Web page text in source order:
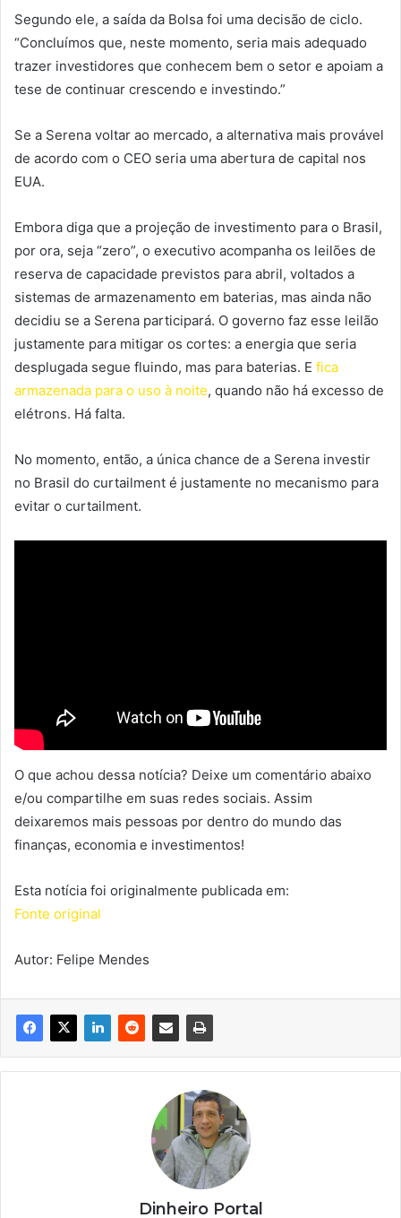
Segundo ele, a saída da Bolsa foi uma decisão de ciclo.
“Concluímos que, neste momento, seria mais adequado
trazer investidores que conhecem bem o setor e apoiam a
tese de continuar crescendo e investindo.”
Se a Serena voltar ao mercado, a alternativa mais provável
de acordo com o CEO seria uma abertura de capital nos
EUA.
Embora diga que a projeção de investimento para o Brasil,
por ora, seja “zero”, o executivo acompanha os leilões de
reserva de capacidade previstos para abril, voltados a
sistemas de armazenamento em baterias, mas ainda não
decidiu se a Serena participará. O governo faz esse leilão
justamente para mitigar os cortes: a energia que seria
desplugada segue fluindo, mas para baterias. E fica
armazenada para o uso à noite, quando não há excesso de
elétrons. Há falta.
No momento, então, a única chance de a Serena investir
no Brasil do curtailment é justamente no mecanismo para
evitar o curtailment.
O que achou dessa notícia? Deixe um comentário abaixo
e/ou compartilhe em suas redes sociais. Assim
deixaremos mais pessoas por dentro do mundo das
finanças, economia e investimentos!
Esta notícia foi originalmente publicada em:
Fonte original
Autor: Felipe Mendes
Dinheiro Portal